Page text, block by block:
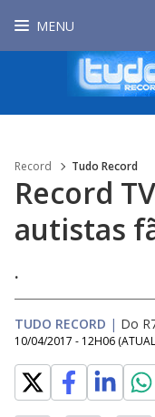
MENU
Record Tudo Record
Record
autistas
.
TUDO RECORD | Do
10/04/2017 - 12H06